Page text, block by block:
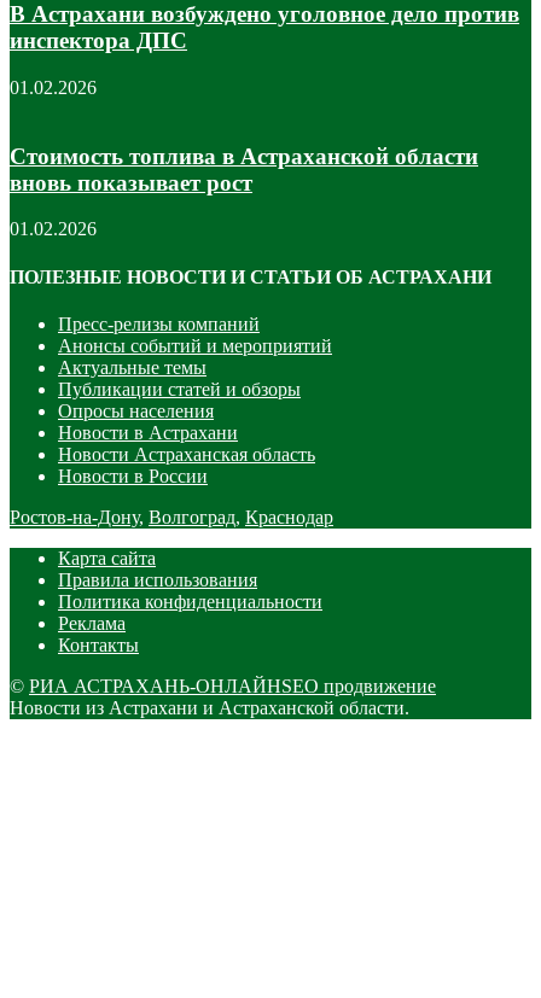
В Астрахани возбуждено уголовное дело против
инспектора ДПС
01.02.2026
Стоимость топлива в Астраханской области
вновь показывает рост
01.02.2026
ПОЛЕЗНЫЕ НОВОСТИ И СТАТЬИ ОБ АСТРАХАНИ
Пресс-релизы компаний
Анонсы событий и мероприятий
Актуальные темы
Публикации статей и обзоры
Опросы населения
Новости в Астрахани
Новости Астраханская область
Новости в России
Ростов-на-Дону, Волгоград, Краснодар
Карта сайта
Правила использования
Политика конфиденциальности
Реклама
Контакты
© РИА АСТРАХАНЬ-ОНЛАЙНSEO продвижение
Новости из Астрахани и Астраханской области.